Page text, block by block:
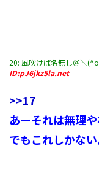
20: 風吹けば名無し＠＼
ID:pJ6jkz5la.net
>>17
あーそれは無理
でもこれしかない